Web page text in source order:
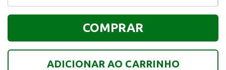
ADICIONAR AO CARRINHO
COMPRAR